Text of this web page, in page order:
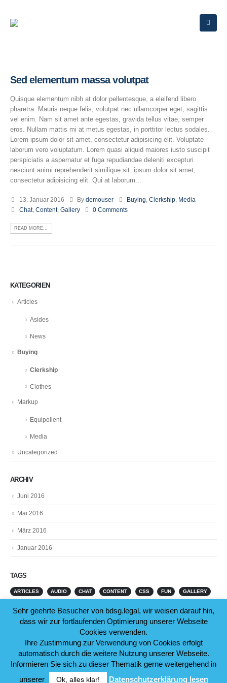
Sed elementum massa volutpat
Quisque elementum nibh at dolor pellentesque, a eleifend libero
pharetra. Mauris neque felis, volutpat nec ullamcorper eget, sagittis
vel enim. Nam sit amet ante egestas, gravida tellus vitae, semper
eros. Nullam mattis mi at metus egestas, in porttitor lectus sodales.
Lorem ipsum dolor sit amet, consectetur adipisicing elit. Voluptate
laborum vero voluptatum. Lorem quasi aliquid maiores iusto suscipit
perspiciatis a aspernatur et fuga repudiandae deleniti excepturi
nesciunt animi reprehenderit similique sit. ipsum dolor sit amet,
consectetur adipisicing elit. Qui at laborum...
13. Januar 2016 Bydemouser Buying ,Clerkship
Media
Chat, Content, Gallery 0 Comments
READ MORE...
KATEGORIEN
Articles
Asides
News
Buying
Clerkship
Clothes
Markup
Equipollent
Media
Uncategorized
ARCHIV
Juni 2016
Mai 2016
März 2016
Januar 2016
TAGS
ARTICLES AUDIO CHAT CONTENT CSS FUN GALLERY
© Copyright 2019.
Sehr geehrte Besucher von bdsg.legal, wir weisen darauf hin,
dass wir zur fortlaufenden Optimierung unserer Webseite
Cookies verwenden.
Ihre Zustimmung zur Verwendung von Cookies erfolgt
automatisch durch die weitere Nutzung unserer Webseite.
Informieren Sie sich zu dieser Thematik gerne weitergehend in
unserer
Ok, alles klar! Datenschutzerklärung lesen